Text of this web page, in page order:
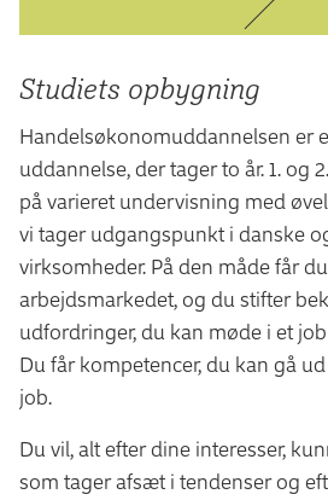
Studiets opbygning
Handelsøkonomuddannelsen er
uddannelse, der tager to år. 1. og
på varieret undervisning med
vi tager udgangspunkt i danske
virksomheder. På den måde får
arbejdsmarkedet, og du stifter
udfordringer, du kan møde i et
Du får kompetencer, du kan gå
job.
Du vil, alt efter dine interesser,
som tager afsæt i tendenser og